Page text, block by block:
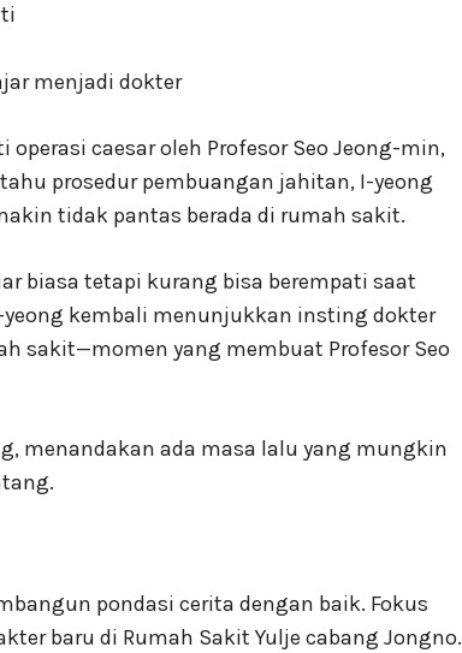
menjadi dokter
caesar oleh Profesor Seo Jeong-min,
prosedur pembuangan jahitan, I-yeong
tidak pantas berada di rumah sakit.
biasa tetapi kurang bisa berempati saat
kembali menunjukkan insting dokter
sakit—momen yang membuat Profesor Seo
menandakan ada masa lalu yang mungkin
pondasi cerita dengan baik. Fokus
baru di Rumah Sakit Yulje cabang Jongno.